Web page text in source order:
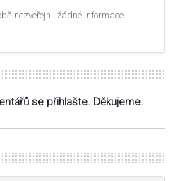
nezveřejnil žádné informace.
se přihlašte. Děkujeme.